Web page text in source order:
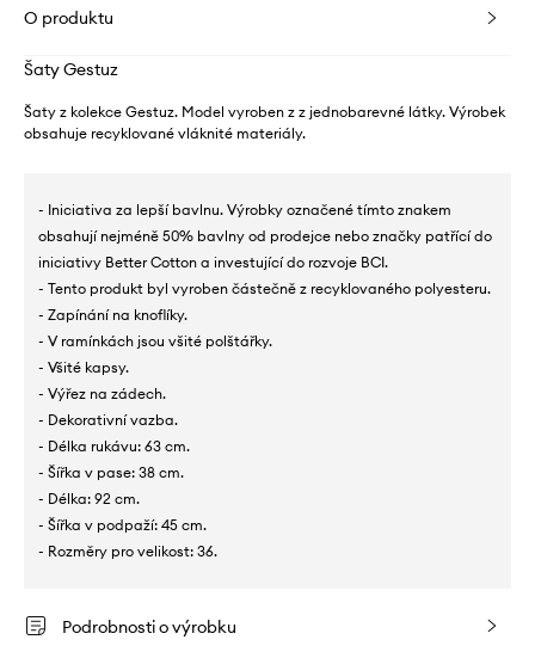
O produktu
Šaty Gestuz
Šaty z kolekce Gestuz. Model vyroben z z jednobarevné látky. Výrobek
obsahuje recyklované vláknité materiály.
- Iniciativa za lepší bavlnu. Výrobky označené tímto znakem
obsahují nejméně 50% bavlny od prodejce nebo značky patřící do
iniciativy Better Cotton a investující do rozvoje BCI.
- Tento produkt byl vyroben částečně z recyklovaného polyesteru.
- Zapínání na knoflíky.
- V ramínkách jsou všité polštářky.
- Všité kapsy.
- Výřez na zádech.
- Dekorativní vazba.
- Délka rukávu: 63 cm.
- Šířka v pase: 38 cm.
- Délka: 92 cm.
- Šířka v podpaží: 45 cm.
- Rozměry pro velikost: 36.
Podrobnosti o výrobku